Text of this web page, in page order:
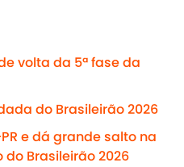
volta da 5ª fase da
do Brasileirão 2026
e dá grande salto na
Brasileirão 2026